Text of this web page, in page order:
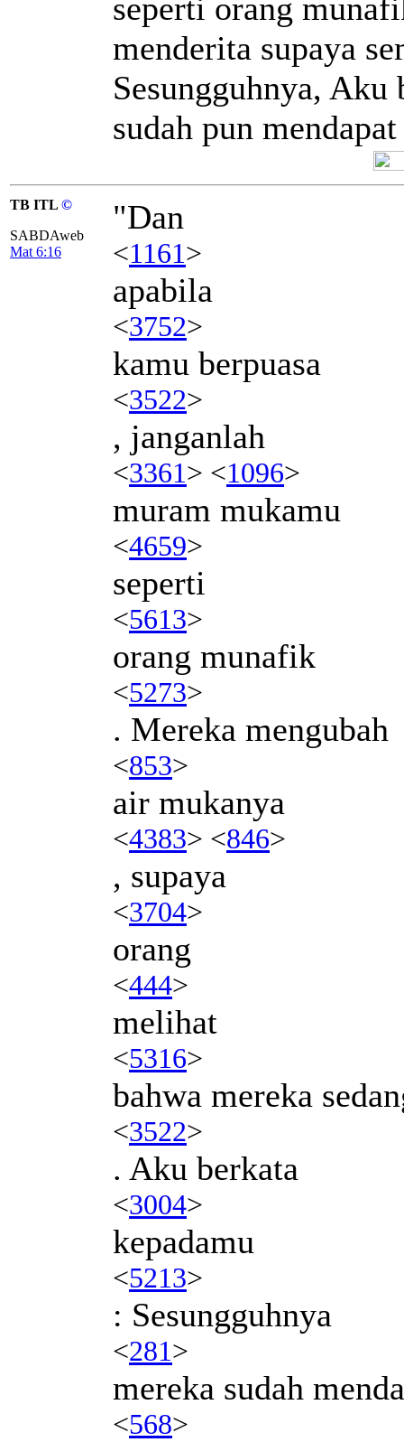
seperti orang
menderita supaya
Sesungguhnya, Aku
sudah pun
TB ITL ©
SABDAweb
Mat 6:16
"Dan
<1161>
apabila
<3752>
kamu berpuasa
<3522>
, janganlah
<3361> <1096>
muram mukamu
<4659>
seperti
<5613>
orang munafik
<5273>
. Mereka mengubah
<853>
air mukanya
<4383> <846>
, supaya
<3704>
orang
<444>
melihat
<5316>
bahwa mereka
<3522>
. Aku berkata
<3004>
kepadamu
<5213>
: Sesungguhnya
<281>
mereka sudah
<568>